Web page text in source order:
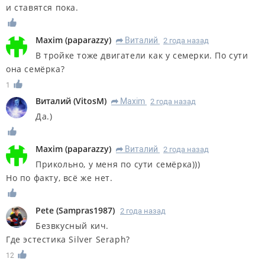
и ставятся пока.
Maxim (paparazzy) R Виталий 2 года назад
В тройке тоже двигатели как у семерки. По сути
она семёрка?
1
Виталий (VitosM) R Maxim 2 года назад
Да.)
Maxim (paparazzy) R Виталий 2 года назад
Прикольно, у меня по сути семёрка)))
Но по факту, всё же нет.
Pete (Sampras1987) 2 года назад
Безвкусный кич.
Где эстестика Silver Seraph?
12